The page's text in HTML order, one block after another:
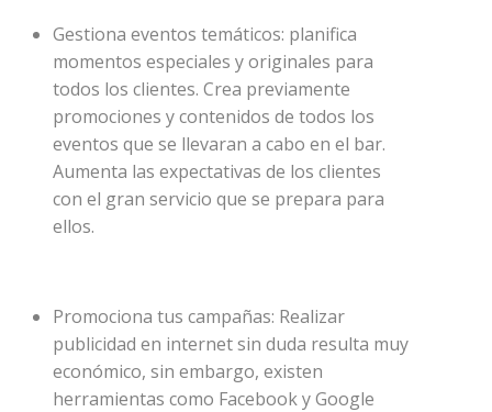
Gestiona eventos temáticos: planifica
momentos especiales y originales para
todos los clientes. Crea previamente
promociones y contenidos de todos los
eventos que se llevaran a cabo en el bar.
Aumenta las expectativas de los clientes
con el gran servicio que se prepara para
ellos.
Promociona tus campañas: Realizar
publicidad en internet sin duda resulta muy
económico, sin embargo, existen
herramientas como Facebook y Google